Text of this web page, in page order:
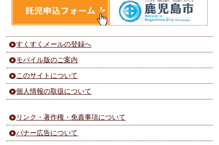
すくすくメールの登録へ
モバイル版のご案内
このサイトについて
個人情報の取扱について
リンク・著作権・免責事項について
バナー広告について